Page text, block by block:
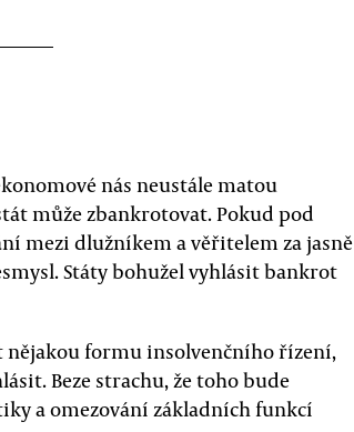
nás neustále matou
může zbankrotovat. Pokud pod
mezi dlužníkem a věřitelem za jasně
Státy bohužel vyhlásit bankrot
nějakou formu insolvenčního řízení,
Beze strachu, že toho bude
a omezování základních funkcí